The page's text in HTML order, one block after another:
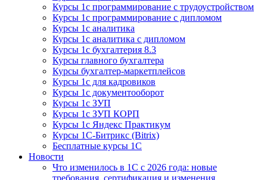
Курсы 1с программирование с трудоустройством
Курсы 1с программирование с дипломом
Курсы 1с аналитика
Курсы 1с аналитика с дипломом
Курсы 1с бухгалтерия 8.3
Курсы главного бухгалтера
Курсы бухгалтер-маркетплейсов
Курсы 1с для кадровиков
Курсы 1с документооборот
Курсы 1с ЗУП
Курсы 1с ЗУП КОРП
Курсы 1с Яндекс Практикум
Курсы 1С-Битрикс (Bitrix)
Бесплатные курсы 1С
Новости
Что изменилось в 1С с 2026 года: новые
требования, сертификация и изменения